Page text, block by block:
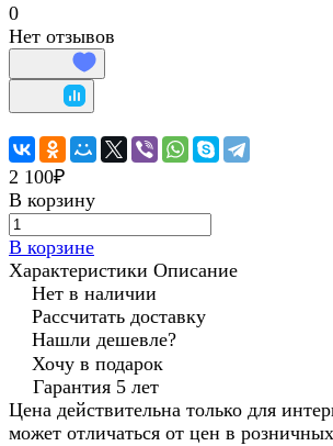
0
Нет отзывов
2 100₽
В корзину
В корзине
Характеристики Описание
Нет в наличии
Рассчитать доставку
Нашли дешевле?
Хочу в подарок
Гарантия 5 лет
Цена действительна только для
может отличаться от цен в